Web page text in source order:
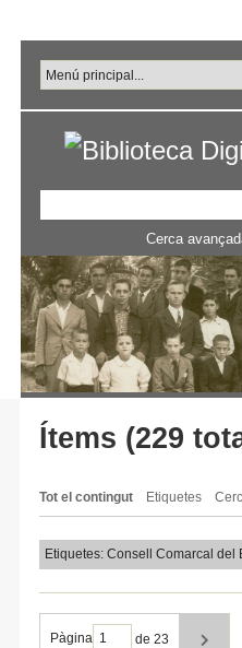
principal
Cerca
Ítems (229
Tot el contingut Etiquetes
Etiquetes: Consell Comarcal del
Pàgina de 23